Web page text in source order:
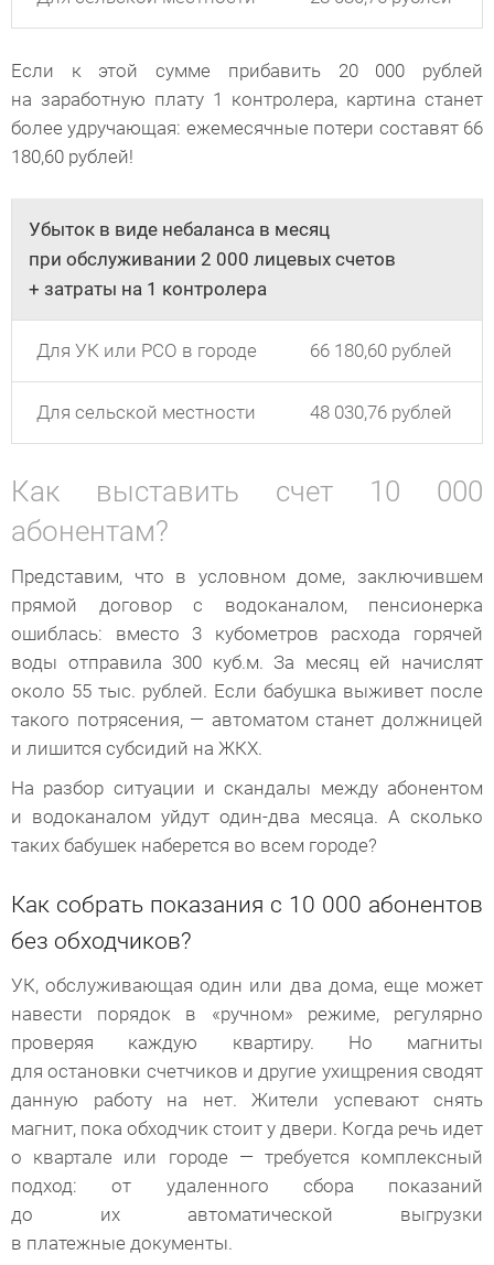
Если к этой сумме прибавить 20 000 рублей
на заработную плату 1 контролера, картина станет
более удручающая: ежемесячные потери составят 66
180,60 рублей!
Убыток в виде небаланса в месяц
при обслуживании 2 000 лицевых счетов
+ затраты на 1 контролера
Для УК или РСО в городе 66 180,60 рублей
Для сельской местности 48 030,76 рублей
Как выставить счет 10 000
абонентам?
Представим, что в условном доме, заключившем
прямой договор с водоканалом, пенсионерка
ошиблась: вместо 3 кубометров расхода горячей
воды отправила 300 куб.м. За месяц ей начислят
около 55 тыс. рублей. Если бабушка выживет после
такого потрясения, — автоматом станет должницей
и лишится субсидий на ЖКХ.
На разбор ситуации и скандалы между абонентом
и водоканалом уйдут один-два месяца. А сколько
таких бабушек наберется во всем городе?
Как собрать показания с 10 000 абонентов
без обходчиков?
УК, обслуживающая один или два дома, еще может
навести порядок в «ручном» режиме, регулярно
проверяя каждую квартиру. Но магниты
для остановки счетчиков и другие ухищрения сводят
данную работу на нет. Жители успевают снять
магнит, пока обходчик стоит у двери. Когда речь идет
о квартале или городе — требуется комплексный
подход: от удаленного сбора показаний
до их автоматической выгрузки
в платежные документы.